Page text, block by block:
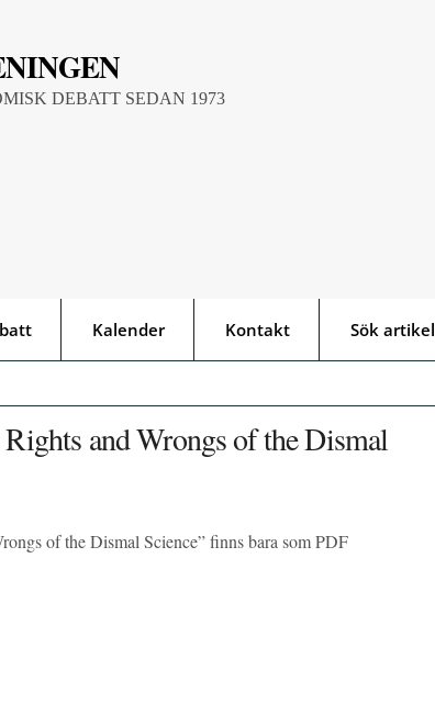
DEBATT SEDAN 1973
Kalender Kontakt Sök artikel
and Wrongs of the Dismal
of the Dismal Science” finns bara som PDF